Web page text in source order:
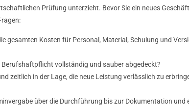
Prüfung unterzieht. Bevor Sie ein neues
gesamten Kosten für Personal, Material, Schulung und
vollständig und sauber abgedeckt?
zeitlich in der Lage, die neue Leistung verlässlich zu
über die Durchführung bis zur Dokumentation und